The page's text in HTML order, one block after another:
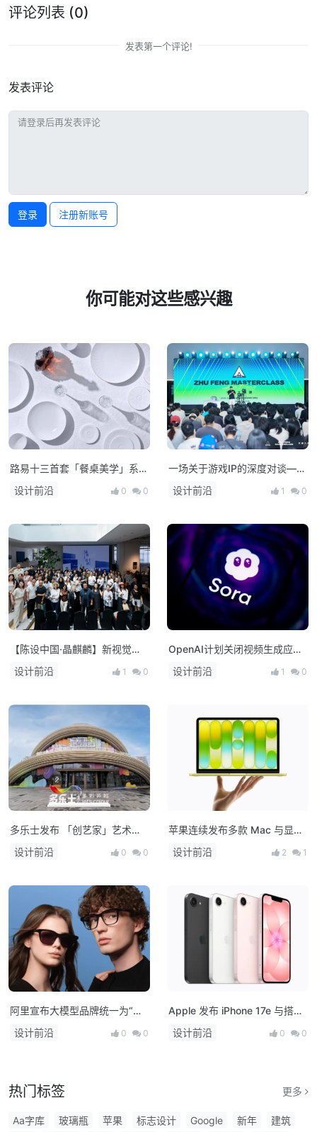
评论列表 (0)
发表第一个评论!
发表评论
登录 注册新账号
你可能对这些感兴趣
路易十三首套「餐桌美学」系列
正式揭晓
设计前沿 0 0
一场关于游戏IP的深度对谈——
朱峰大师课·次世代预研会在上
海举办
设计前沿 1 0
【陈设中国·晶麒麟】新视觉亮
相 布局未来人居新生态
设计前沿 1 0
OpenAI计划关闭视频生成应用
Sora，上线仅约15个月
设计前沿 1 0
多乐士发布 「创艺家」艺术
漆，开启中国家居美学新篇章！
设计前沿 0 0
苹果连续发布多款 Mac 与显示
器新品：M5 系列芯片登场，
MacBook 产品线全面升级
设计前沿 2 1
阿里宣布大模型品牌统一为“千
问”，并发布首款AI硬件产品千
问AI眼镜
设计前沿 0 0
Apple 发布 iPhone 17e 与搭载
M4 芯片的 iPad Air，多款新品
将亮相！
设计前沿 0 0
热门标签 更多
Aa字库 玻璃瓶 苹果 标志设计 Google 新年 建筑